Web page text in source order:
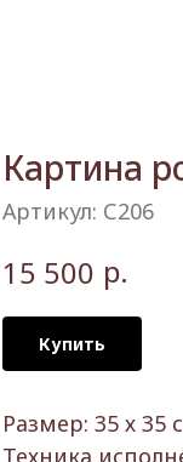
Картина
Артикул: С206
15 500 р.
Купить
Размер: 35 х 35
Техника